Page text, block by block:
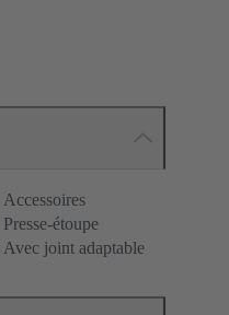
Accessoires
Presse-étoupe
Avec joint adaptable